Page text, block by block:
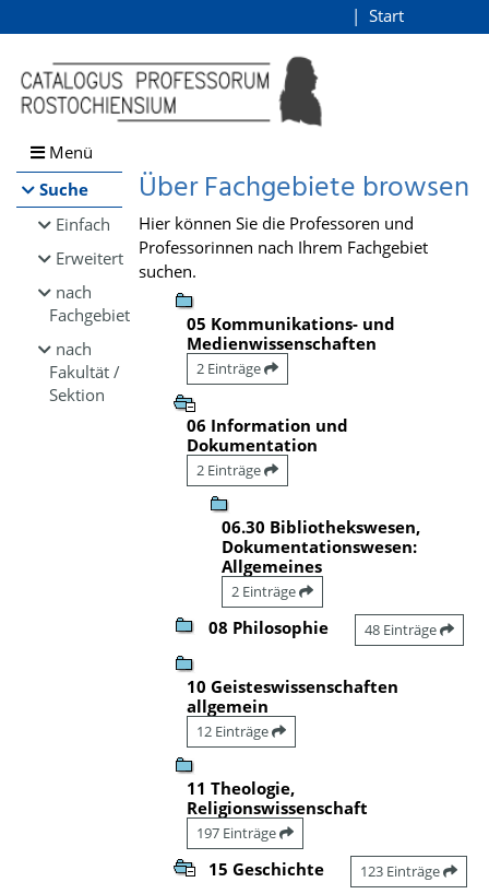
Browsen
direkt zum Inhalt
Start
Menü
Suche
Einfach
Erweitert
nach
Fachgebiet
nach
Fakultät /
Sektion
Über Fachgebiete browsen
Hier können Sie die Professoren und
Professorinnen nach Ihrem Fachgebiet
suchen.
05 Kommunikations- und
Medienwissenschaften
2 Einträge
06 Information und
Dokumentation
2 Einträge
06.30 Bibliothekswesen,
Dokumentationswesen:
Allgemeines
2 Einträge
08 Philosophie 48 Einträge
10 Geisteswissenschaften
allgemein
12 Einträge
11 Theologie,
Religionswissenschaft
197 Einträge
15 Geschichte 123 Einträge